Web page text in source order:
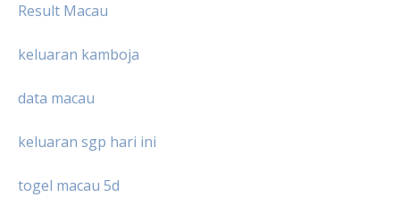
Result Macau
keluaran kamboja
data macau
keluaran sgp hari ini
togel macau 5d